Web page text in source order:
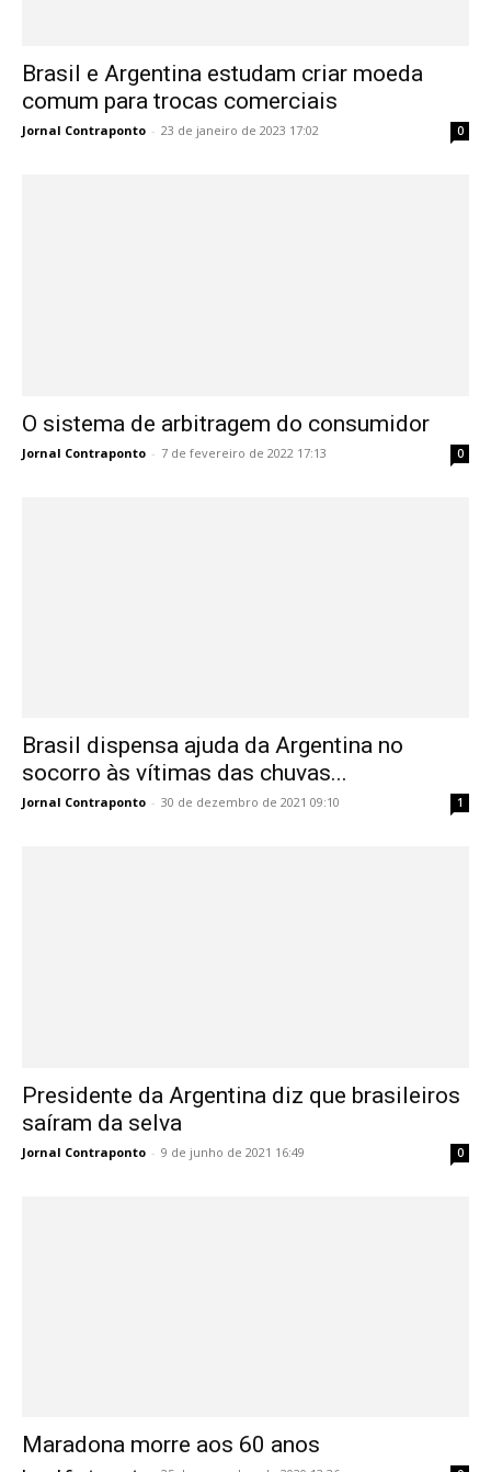
Brasil e Argentina estudam criar moeda
comum para trocas comerciais
Jornal Contraponto - 23 de janeiro de 2023 17:02 0
O sistema de arbitragem do consumidor
Jornal Contraponto - 7 de fevereiro de 2022 17:13 0
Brasil dispensa ajuda da Argentina no
socorro às vítimas das chuvas...
Jornal Contraponto - 30 de dezembro de 2021 09:10 1
Presidente da Argentina diz que brasileiros
saíram da selva
Jornal Contraponto - 9 de junho de 2021 16:49 0
Maradona morre aos 60 anos